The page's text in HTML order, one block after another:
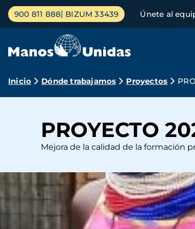
Pasar
contenido
Menú
principal
900 811 888 BIZUM 33439 Únete al
Ruta
navegación
Inicio Dónde trabajamos Proyectos
PROYECTO
Mejora de la calidad de la formación